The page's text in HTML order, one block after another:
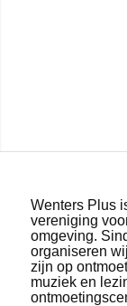
Wenters Plus
vereniging
omgeving.
organiseren
zijn op
muziek en